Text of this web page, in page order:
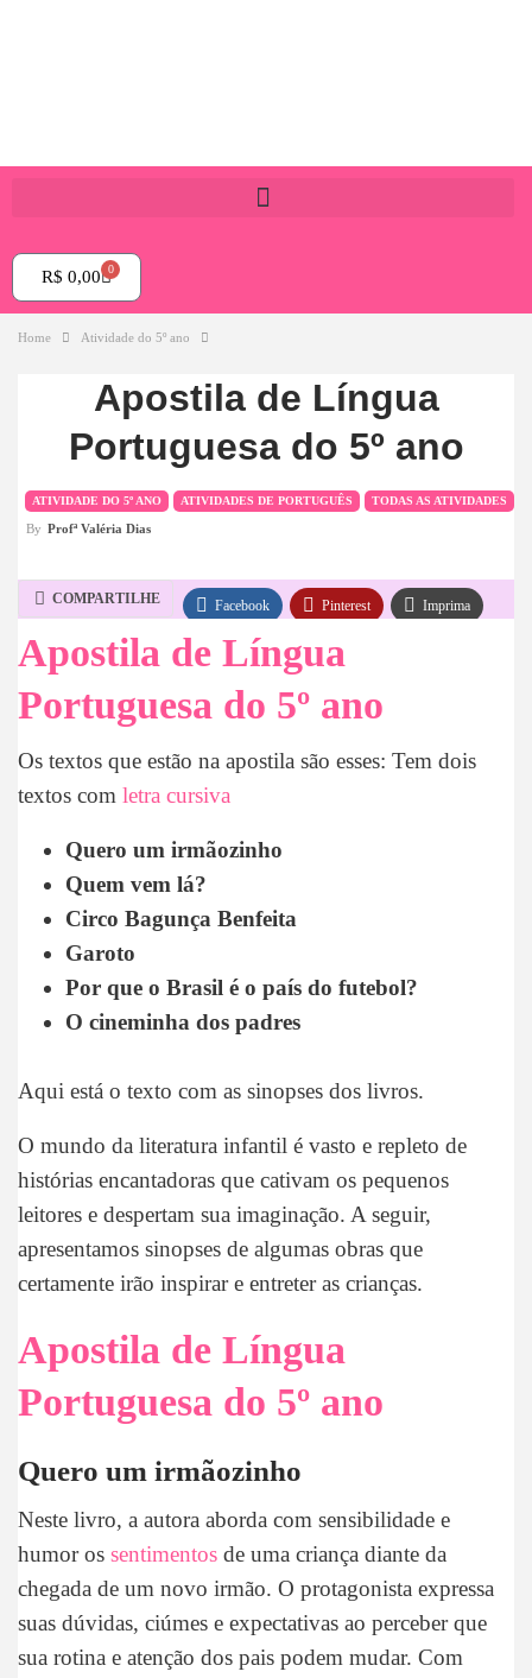
R$ 0,00 0
Home Atividade do 5º ano
Apostila de Língua
Portuguesa do 5º ano
ATIVIDADE DO 5º ANO ATIVIDADES DE PORTUGUÊS TODAS AS ATIVIDADES
By Profª Valéria Dias
COMPARTILHE Facebook Pinterest Imprima
WhatsApp Telegram
Apostila de Língua
Portuguesa do 5º ano
Os textos que estão na apostila são esses: Tem dois
textos com letra cursiva
Quero um irmãozinho
Quem vem lá?
Circo Bagunça Benfeita
Garoto
Por que o Brasil é o país do futebol?
O cineminha dos padres
Aqui está o texto com as sinopses dos livros.
O mundo da literatura infantil é vasto e repleto de
histórias encantadoras que cativam os pequenos
leitores e despertam sua imaginação. A seguir,
apresentamos sinopses de algumas obras que
certamente irão inspirar e entreter as crianças.
Apostila de Língua
Portuguesa do 5º ano
Quero um irmãozinho
Neste livro, a autora aborda com sensibilidade e
humor os sentimentos de uma criança diante da
chegada de um novo irmão. O protagonista expressa
suas dúvidas, ciúmes e expectativas ao perceber que
sua rotina e atenção dos pais podem mudar. Com